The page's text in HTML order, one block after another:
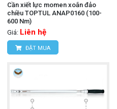
Cần xiết lực momen xoắn đảo
chiều TOPTUL ANAP0160 (100-
600 Nm)
Giá: Liên hệ
ĐẶT MUA